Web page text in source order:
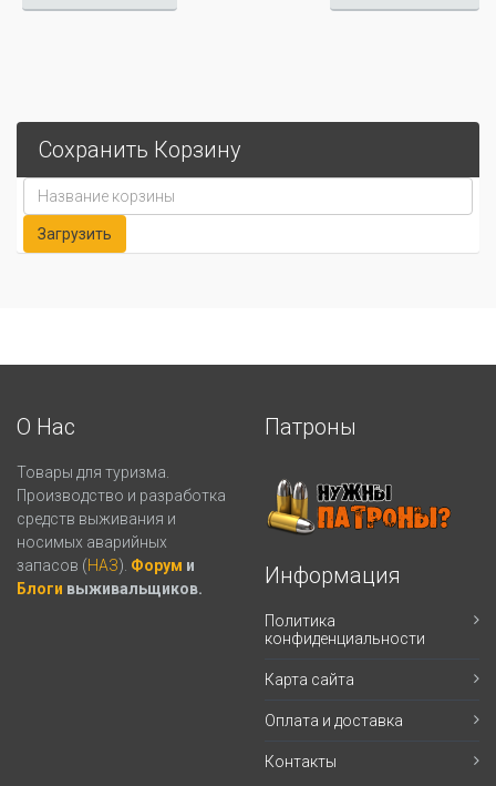
Сохранить Корзину
О Нас
Товары для туризма.
Производство и разработка
средств выживания и
носимых аварийных
запасов (НАЗ). Форум и
Блоги выживальщиков.
Патроны
Информация
Политика
конфиденциальности
Карта сайта
Оплата и доставка
Контакты